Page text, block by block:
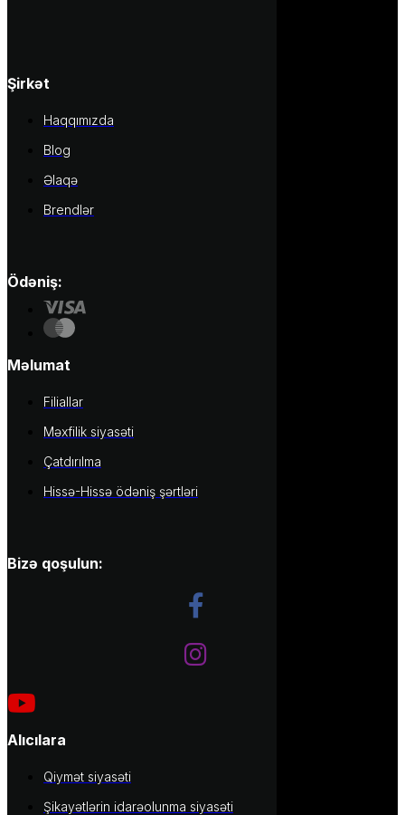
Şirkət
Haqqımızda
Blog
Əlaqə
Brendlər
Ödəniş:
Məlumat
Filiallar
Məxfilik siyasəti
Çatdırılma
Hissə-Hissə ödəniş şərtləri
Bizə qoşulun:
Alıcılara
Qiymət siyasəti
Şikayətlərin idarəolunma siyasəti